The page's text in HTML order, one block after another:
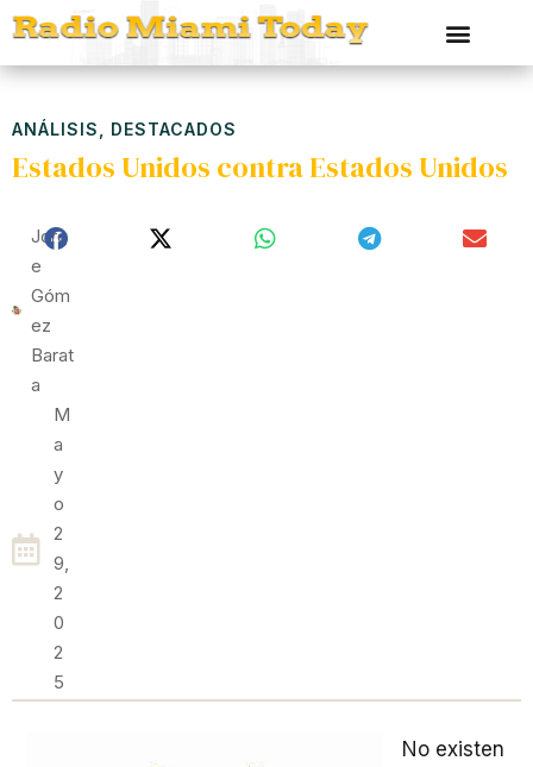
ANÁLISIS DESTACADOS
Estados Unidos contra Estados Unidos
Jorg
E
Góm
Ez
Barat
A
M
A
Y
O
2
9,
2
0
2
5
No existen